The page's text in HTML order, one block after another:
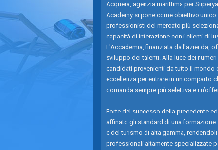
Acquera, agenzia marittima per
Academy si pone come obiettivo
professionisti del mercato più
capacità di interazione con i clienti di
L'Accademia, finanziata dall'azienda,
sviluppo dei talenti. Alla luce dei
candidati provenienti da tutto il mondo
eccellenza per entrare in un comparto
domanda sempre più selettiva e
Forte del successo della precedente
affinato gli standard di una
e del turismo di alta gamma,
professionali altamente specializzate